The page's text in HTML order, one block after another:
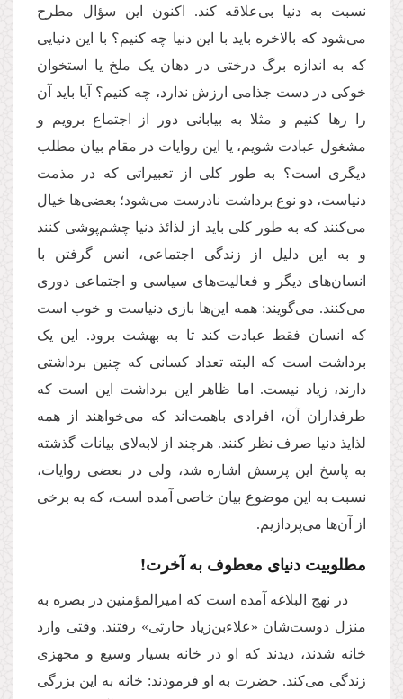
نسبت به دنیا بی‌علاقه کند. اکنون این سؤال مطرح
می‌شود که بالاخره باید با این دنیا چه کنیم؟ با این دنیایی
که به اندازه برگ درختی در دهان یک ملخ یا استخوان
خوکی در دست جذامی ارزش ندارد، چه کنیم؟ آیا باید آن
را رها کنیم و مثلا به بیابانی دور از اجتماع برویم و
مشغول عبادت شویم، یا این‌ روایات در مقام بیان مطلب
دیگری است؟ به طور کلی از تعبیراتی که در مذمت
دنیاست، دو نوع برداشت نادرست می‌شود؛ بعضی‌ها خیال
می‌کنند که به طور کلی باید از لذائذ دنیا چشم‌پوشی کنند
و به این دلیل از زندگی اجتماعی، انس گرفتن با
انسان‌های دیگر و فعالیت‌های سیاسی و اجتماعی دوری
می‌کنند. می‌گویند: همه‌ این‌ها بازی دنیاست و خوب است
که انسان فقط عبادت کند تا به بهشت برود. این یک
برداشت است که البته تعداد کسانی که چنین برداشتی
دارند، زیاد نیست. اما ظاهر این برداشت این است که
طرفداران آن، افرادی باهمت‌اند که می‌خواهند از همه
لذایذ دنیا صرف نظر کنند. هرچند از لابه‌لای بیانات گذشته
به پاسخ این پرسش اشاره شد، ولی در بعضی روایات،
نسبت به این موضوع بیان خاصی آمده است، که به برخی
از آن‌ها می‌پردازیم.
مطلوبیت دنیای معطوف به آخرت!
در نهج البلاغه آمده است که امیرالمؤمنین در بصره به
منزل دوست‌شان «علاءبن‌زیاد حارثی» رفتند. وقتی وارد
خانه‌ شدند، دیدند که او در خانه بسیار وسیع و مجهزی
زندگی می‌کند. حضرت به او فرمودند: خانه به این بزرگی